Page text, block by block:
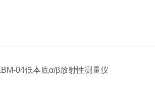
04低本底α/β放射性测量仪